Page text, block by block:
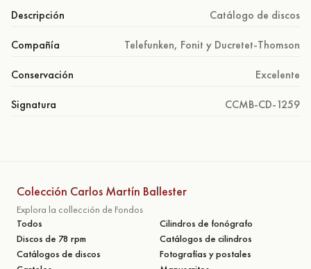
Descripción Catálogo de discos
Compañía Telefunken, Fonit y Ducretet-Thomson
Conservación Excelente
Signatura CCMB-CD-1259
Colección Carlos Martín Ballester
Explora la collección de Fondos
Todos
Cilindros de fonógrafo
Discos de 78 rpm
Catálogos de cilindros
Catálogos de discos
Fotografías y postales